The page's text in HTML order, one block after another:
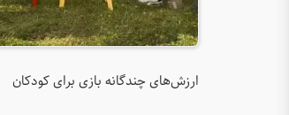
ارزش‌های چندگانه بازی برای کودکان